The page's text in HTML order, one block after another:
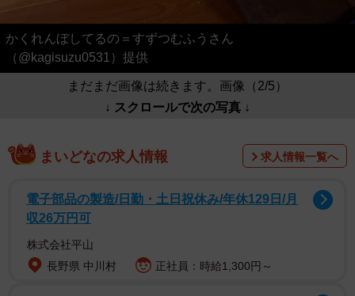
かくれんぼしてるの＝すずつむふうさん
（@kagisuzu0531）提供
まだまだ画像は続きます。画像（2/5）
↓ スクロールで次の写真 ↓
まいどなの求人情報 求人情報一覧へ
電子部品の製造/日勤・土日祝休み/年休129日/月
収26万円可
株式会社平山
長野県 中川村
正社員：時給1,300円～